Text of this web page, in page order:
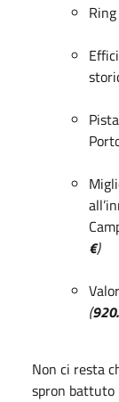
€)
(
Non ci resta
spron battuto